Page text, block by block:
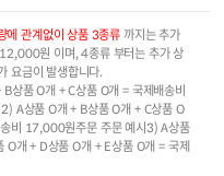
에 관계없이 상품 3종류 까지는 추가
원 이며, 4종류 부터는 추가 상
요금이 발생합니다.
상품 O개 + C상품 O개 = 국제배송비
A상품 O개 + B상품 O개 + C상품 O
비 17,000원주문 주문 예시3) A상품
O개 + D상품 O개 + E상품 O개 = 국제